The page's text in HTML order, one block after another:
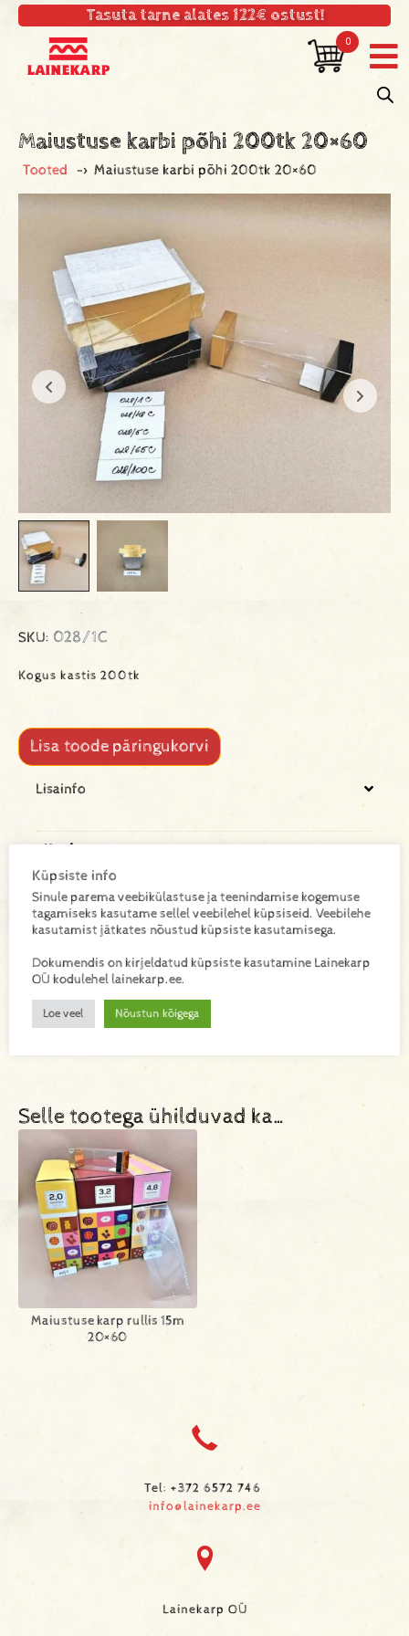
Tasuta tarne alates 122€ ostust!
0
Maiustuse karbi põhi 200tk 20×60
Tooted -> Maiustuse karbi põhi 200tk 20×60
SKU: 028/1C
Kogus kastis 200tk
Lisa toode päringukorvi
Lisainfo
Kaal
0,296 kg
Mõõtmed
Materjal
PPBO/SM
Selle tootega ühilduvad ka…
Maiustuse karp rullis 15m
20×60
Küpsiste info
Sinule parema veebikülastuse ja teenindamise kogemuse
tagamiseks kasutame sellel veebilehel küpsiseid. Veebilehe
kasutamist jätkates nõustud küpsiste kasutamisega.
Dokumendis on kirjeldatud küpsiste kasutamine Lainekarp
OÜ kodulehel lainekarp.ee.
Loe veel Nõustun kõigega
Tel: +372 6572 746
info@lainekarp.ee
Lainekarp OÜ